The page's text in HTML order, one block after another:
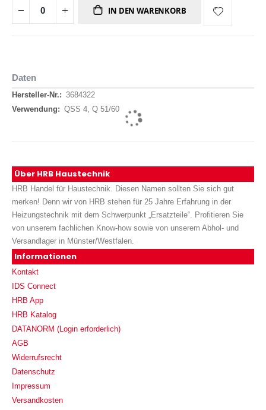
IN DEN WARENKORB
Daten
Daten
3684322
QSS 4, Q 51/60
Über HRB Haustechnik
HRB Handel für Haustechnik. Diesen Namen sollten Sie sich gut
merken! Denn wir von HRB stehen für 25 Jahre Erfahrung in der
Heizungstechnik mit dem Schwerpunkt „Ersatzteile“. Profitieren Sie
von unserem fachlichen Know-how sowie von unserem Abhol- und
Versandlager in Münster/Westfalen.
Informationen
Kontakt
IDS Connect
HRB App
HRB Katalog
DATANORM (Login erforderlich)
AGB
Widerrufsrecht
Datenschutz
Impressum
Versandkosten